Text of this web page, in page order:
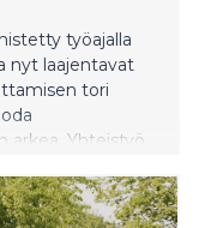
työajalla
nyt laajentavat
tori
arkea. Yhteistyö
vahvistaa
ja